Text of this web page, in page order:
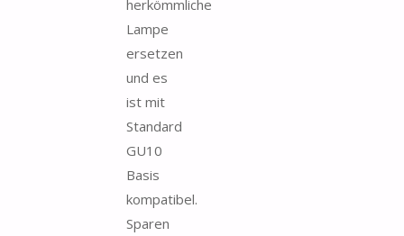
herkömmliche
Lampe
ersetzen
und es
ist mit
Standard
GU10
Basis
kompatibel.
Sparen